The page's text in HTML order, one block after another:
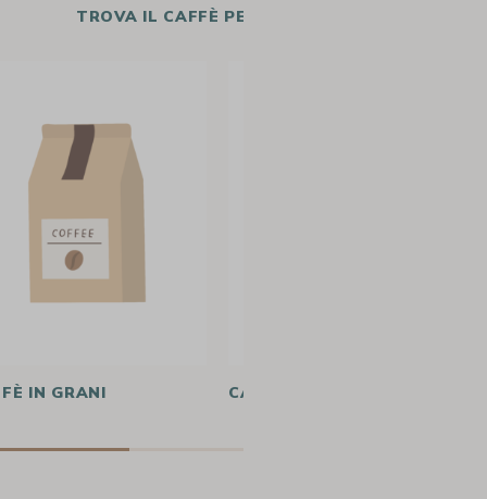
TROVA IL CAFFÈ PER LA TUA RICETTA
IN GRANI CAFFÈ SOLUBILE